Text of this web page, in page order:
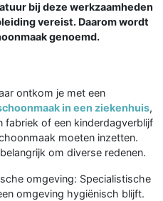
bij deze werkzaamheden
vereist. Daarom wordt
genoemd.
ontkom je met een
in een ziekenhuis,
fabriek of een kinderdagverblijf
moeten inzetten.
om diverse redenen.
omgeving: Specialistische
omgeving hygiënisch blijft.